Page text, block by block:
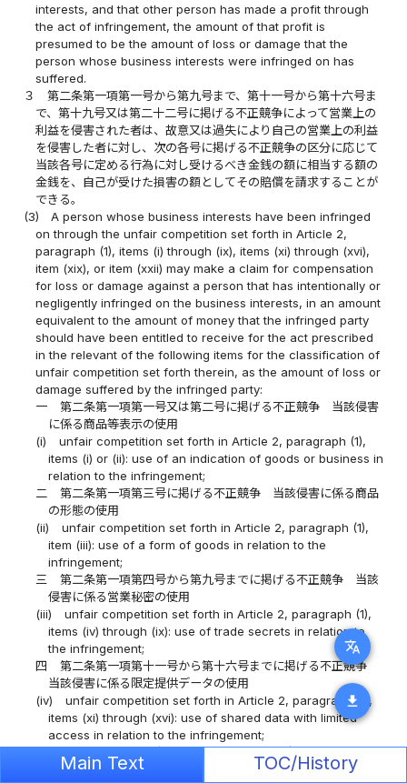
translate
download
interests, and that other person has made a profit through
the act of infringement, the amount of that profit is
presumed to be the amount of loss or damage that the
person whose business interests were infringed on has
suffered.
３
第二条第一項第一号から第九号まで、第十一号から第十六号ま
で、第十九号又は第二十二号に掲げる不正競争によって営業上の
利益を侵害された者は、故意又は過失により自己の営業上の利益
を侵害した者に対し、次の各号に掲げる不正競争の区分に応じて
当該各号に定める行為に対し受けるべき金銭の額に相当する額の
金銭を、自己が受けた損害の額としてその賠償を請求することが
できる。
(3)
A person whose business interests have been infringed
on through the unfair competition set forth in Article 2,
paragraph (1), items (i) through (ix), items (xi) through (xvi),
item (xix), or item (xxii) may make a claim for compensation
for loss or damage against a person that has intentionally or
negligently infringed on the business interests, in an amount
equivalent to the amount of money that the infringed party
should have been entitled to receive for the act prescribed
in the relevant of the following items for the classification of
unfair competition set forth therein, as the amount of loss or
damage suffered by the infringed party:
一
第二条第一項第一号又は第二号に掲げる不正競争 当該侵害
に係る商品等表示の使用
(i)
unfair competition set forth in Article 2, paragraph (1),
items (i) or (ii): use of an indication of goods or business in
relation to the infringement;
二
第二条第一項第三号に掲げる不正競争 当該侵害に係る商品
の形態の使用
(ii)
unfair competition set forth in Article 2, paragraph (1),
item (iii): use of a form of goods in relation to the
infringement;
三
第二条第一項第四号から第九号までに掲げる不正競争 当該
侵害に係る営業秘密の使用
(iii)
unfair competition set forth in Article 2, paragraph (1),
items (iv) through (ix): use of trade secrets in relation to
the infringement;
四
第二条第一項第十一号から第十六号までに掲げる不正競争
当該侵害に係る限定提供データの使用
(iv)
unfair competition set forth in Article 2, paragraph (1),
items (xi) through (xvi): use of shared data with limited
access in relation to the infringement;
第二条第一項第十九号に掲げる不正競争 当該侵害に係るド
メイン名の使用
Main Text TOC/History